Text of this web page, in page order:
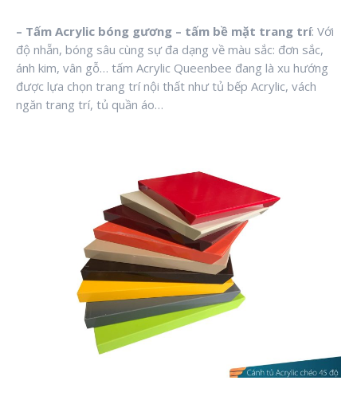
– Tấm Acrylic bóng gương – tấm bề mặt trang trí: Với
độ nhẵn, bóng sâu cùng sự đa dạng về màu sắc: đơn sắc,
ánh kim, vân gỗ… tấm Acrylic Queenbee đang là xu hướng
được lựa chọn trang trí nội thất như tủ bếp Acrylic, vách
ngăn trang trí, tủ quần áo…